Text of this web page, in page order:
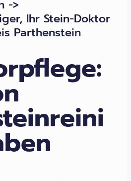
->
Ihr Stein-Doktor
Parthenstein